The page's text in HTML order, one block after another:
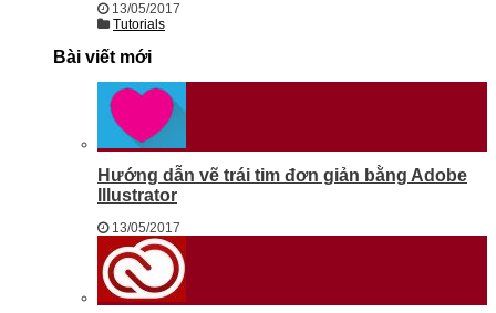
13/05/2017
Tutorials
Bài viết mới
Hướng dẫn vẽ trái tim đơn giản bằng Adobe
Illustrator
13/05/2017